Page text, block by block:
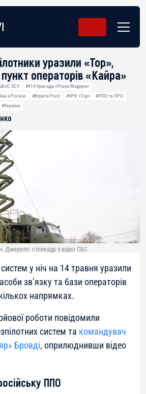
уразили «Тор»,
операторів «Кайра»
ЗСУ
#414 бригада «Птахи Мадяра»
з Росією #Втрати Росії #ЗРК «Тор»
#ППО та ПРО
#Україна
Джерело: стопкадр з відео СБС
у ніч на 14 травня уразили
зв’язку та бази операторів
напрямках.
роботи повідомили
систем та командувач
Бровді, оприлюднивши відео
ППО